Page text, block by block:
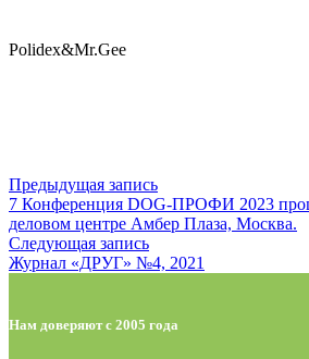
Polidex&Mr.Gee
Предыдущая запись
7 Конференция DOG-ПРОФИ 2023
деловом центре Амбер Плаза, Москва.
Следующая запись
Журнал «ДРУГ» №4, 2021
Нам доверяют с 2005 года